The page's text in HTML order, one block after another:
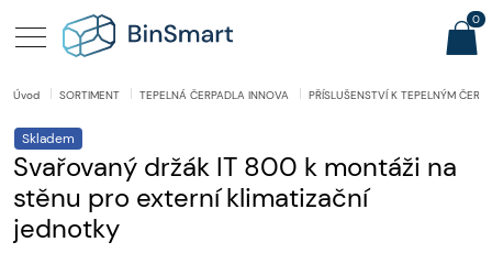
Úvod SORTIMENT TEPELNÁ ČERPADLA INNOVA PŘÍSLUŠENSTVÍ K TEPELNÝM
Skladem
Svařovaný držák IT 800 k montáži na
stěnu pro externí klimatizační
jednotky
0